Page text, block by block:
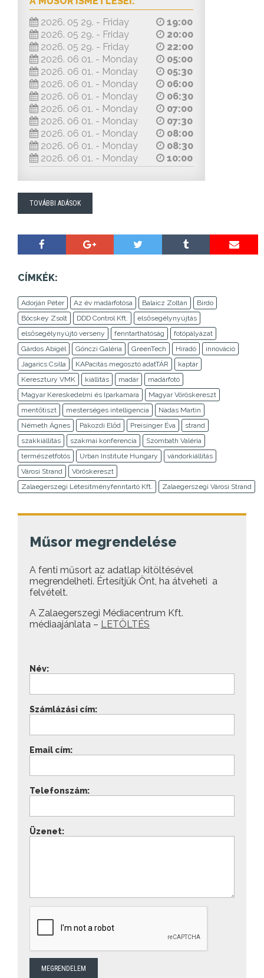
2026. 05 29. - Friday
19:00
2026. 05 29. - Friday
20:00
2026. 05 29. - Friday
22:00
2026. 06 01. - Monday
05:00
2026. 06 01. - Monday
05:30
2026. 06 01. - Monday
06:00
2026. 06 01. - Monday
06:30
2026. 06 01. - Monday
07:00
2026. 06 01. - Monday
07:30
2026. 06 01. - Monday
08:00
2026. 06 01. - Monday
08:30
2026. 06 01. - Monday
10:00
TOVÁBBI ADÁSOK
CÍMKÉK:
Adorján Péter Az év madárfotósa Balaicz Zoltán
Birdo
Böcskey Zsolt
DDD Control Kft.
elsősegélynyújtás
elsősegélynyújtó verseny
fenntarthatóság
fotópályázat
Gárdos Abigél
Gönczi Galéria GreenTech Híradó
innováció
Jagarics Csilla
KAPacitás megosztó adatTÁR
kaptár
Keresztury VMK
kiállítás madár
madárfotó
Magyar Kereskedelmi és Iparkamara
Magyar Vöröskereszt
mentőtiszt
mesterséges intelligencia
Nádas Martin
Németh Ágnes
Pákozdi Előd Preisinger Éva
strand
szakkiállítás
szakmai konferencia
Szombath Valéria
természetfotós
Urban Institute Hungary
vándorkiállítás
Városi Strand
Vöröskereszt
Zalaegerszegi Létesítményfenntartó Kft.
Zalaegerszegi Városi Strand
Műsor megrendelése
A fenti műsort az adatlap kitöltésével
megrendelheti. Értesítjük Önt, ha átveheti a
felvételt.
A Zalaegerszegi Médiacentrum Kft.
médiaajánlata – LETÖLTÉS
Név:
Számlázási cím:
Email cím:
Telefonszám:
Üzenet: